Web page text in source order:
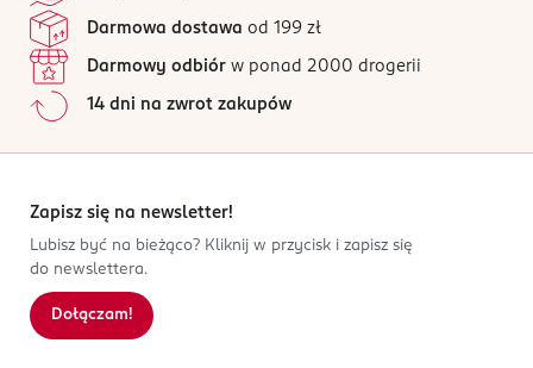
Darmowa dostawa od 199 zł
Darmowy odbiór w ponad 2000 drogerii
14 dni na zwrot zakupów
Zapisz się na newsletter!
Lubisz być na bieżąco? Kliknij w przycisk i zapisz się
do newslettera.
Dołączam!